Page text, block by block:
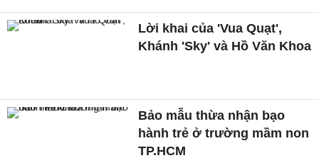
Lời khai của 'Vua Quạt',
Khánh 'Sky' và Hồ Văn Khoa
Bảo mẫu thừa nhận bạo
hành trẻ ở trường mầm non
TP.HCM